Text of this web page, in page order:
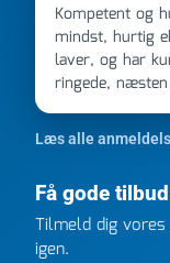
Kompetent og hurtig
mindst, hurtig
laver, og har
ringede,
kunne
ringede
efter kl 6.45!
gang jeg skal
FØRST.
Læs alle
Få gode
Tilmeld dig
igen.